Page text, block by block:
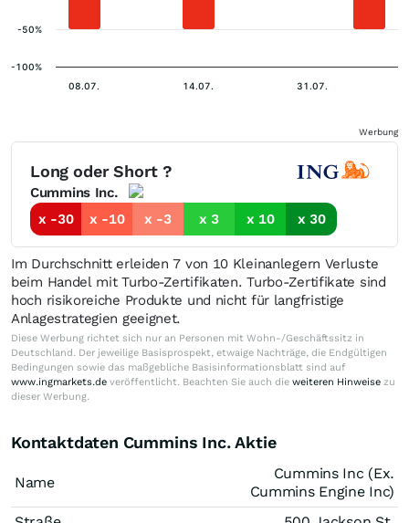
08.07. 14.07. 31.07.
-100%
-50%
Werbung
Long oder Short ?
Cummins Inc.
x -30
x -10 x -3 x 3 x 10 x 30
Im Durchschnitt erleiden 7 von 10 Kleinanlegern Verluste
beim Handel mit Turbo-Zertifikaten. Turbo-Zertifikate sind
hoch risikoreiche Produkte und nicht für langfristige
Anlagestrategien geeignet.
Diese Werbung richtet sich nur an Personen mit Wohn-/Geschäftssitz in
Deutschland. Der jeweilige Basisprospekt, etwaige Nachträge, die Endgültigen
Bedingungen sowie das maßgebliche Basisinformationsblatt sind auf
www.ingmarkets.de veröffentlicht. Beachten Sie auch die weiteren Hinweise zu
dieser Werbung.
Kontaktdaten Cummins Inc. Aktie
Name
Cummins Inc (Ex.
Cummins Engine Inc)